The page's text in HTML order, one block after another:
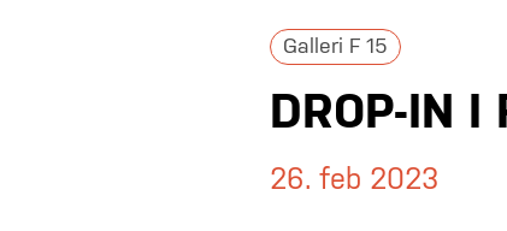
Galleri F 15
DROP-IN I
26. feb 2023